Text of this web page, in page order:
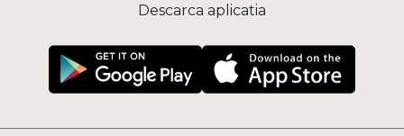
Descarca aplicatia